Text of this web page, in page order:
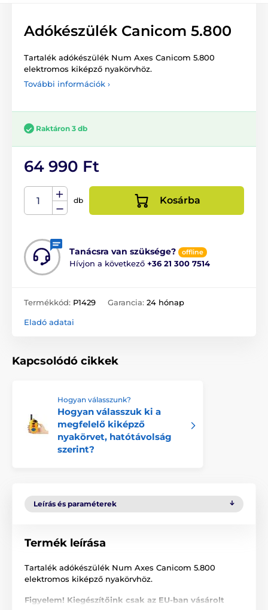
Adókészülék Canicom 5.800
Tartalék adókészülék Num Axes Canicom 5.800
elektromos kiképző nyakörvhöz.
További információk ›
Raktáron 3 db
64 990 Ft
db Kosárba
Tanácsra van szüksége? offline
Hívjon a következő +36 21 300 7514
Termékkód: P1429 Garancia: 24 hónap
Eladó adatai
Kapcsolódó cikkek
Hogyan válasszunk?
Hogyan válasszuk ki a
megfelelő kiképző
nyakörvet, hatótávolság
szerint?
Leírás és paraméterek
Termék leírása
Tartalék adókészülék Num Axes Canicom 5.800
elektromos kiképző nyakörvhöz.
Figyelem! Kiegészítőink csak az EU-ban vásárolt